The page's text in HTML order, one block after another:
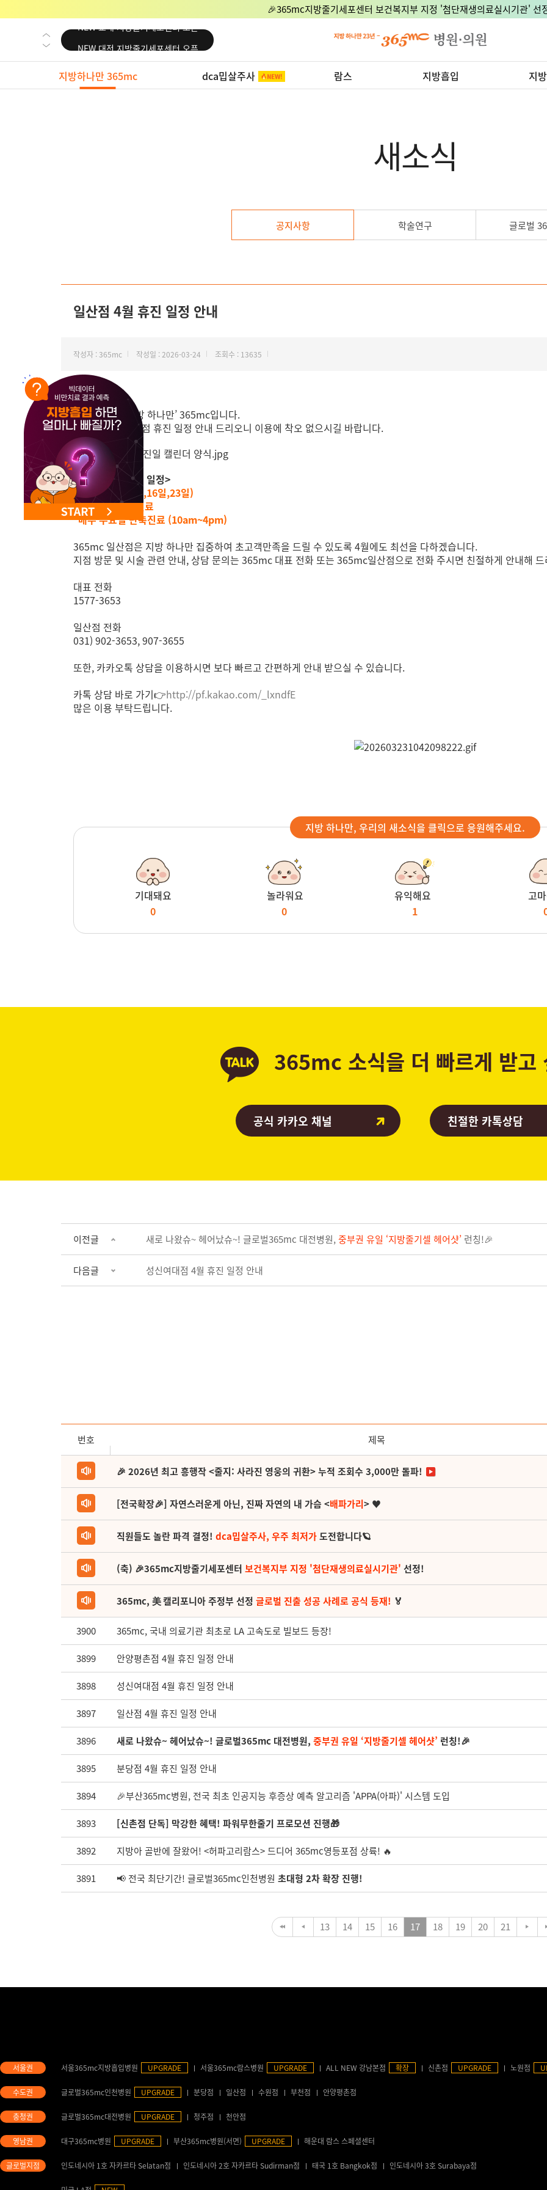
🎉365mc지방줄기세포센터 보건복지부 지정 '첨단재생의료실시기관' 선
NEW 교대 지방줄기세포센터 오픈
NEW 노원 지방줄기세포센터 오픈
NEW 미국 LA점 오픈
지방하나만 365mc dca밉살주사 람스 지방흡입 지
새소식
공지사항 학술연구 글로벌
일산점 4월 휴진 일정 안내
작성자 : 365mc 작성일 : 2026-03-24 조회수 : 13635
안녕하세요, ‘지방 하나만’ 365mc입니다.
4월 365mc 일산점 휴진 일정 안내 드리오니 이용에 착오 없으시길 바랍니다.
<일산점 4월 휴진 일정>
*목요일 (2일,9일,16일,23일)
*30일(목) 정상진료
*매주 수요일 단축진료 (10am~4pm)
365mc 일산점은 지방 하나만 집중하여 초고객만족을 드릴 수 있도록 4월에도 최선을 다하겠습니다.
지점 방문 및 시술 관련 안내, 상담 문의는 365mc 대표 전화 또는 365mc일산점으로 전화 주시면 친절하게 안내해
대표 전화
1577-3653
일산점 전화
031) 902-3653, 907-3655
또한, 카카오톡 상담을 이용하시면 보다 빠르고 간편하게 안내 받으실 수 있습니다.
카톡 상담 바로 가기👉http://pf.kakao.com/_lxndfE
많은 이용 부탁드립니다.
지방 하나만, 우리의 새소식을 클릭으로 응원해주세요.
기대돼요
0
놀라워요
0
유익해요
1
고
365mc 소식을 더 빠르게 받고
공식 카카오 채널 친절한 카톡상담
이전글 새로 나왔슈~ 헤어났슈~! 글로벌365mc 대전병원,중부권 유일 ‘지방줄기셀 헤어샷’ 런칭!🎉
다음글 성신여대점 4월 휴진 일정 안내
번호 제목
🎉 2026년 최고 흥행작 <줄지: 사라진 영웅의 귀환> 누적 조회수 3,000만 돌파!
[전국확장🎉] 자연스러운게 아닌, 진짜 자연의 내 가슴 <배파가리> ♥
직원들도 놀란 파격 결정! dca밉살주사, 우주 최저가도전합니다🪐
(축) 🎉365mc지방줄기세포센터 보건복지부 지정 '첨단재생의료실시기관' 선정!
365mc, 美 캘리포니아 주정부 선정 글로벌 진출 성공 사례로 공식 등재! 🏅
3900 365mc, 국내 의료기관 최초로 LA 고속도로 빌보드 등장!
3899 안양평촌점 4월 휴진 일정 안내
3898 성신여대점 4월 휴진 일정 안내
3897 일산점 4월 휴진 일정 안내
3896 새로 나왔슈~ 헤어났슈~! 글로벌365mc 대전병원, 중부권 유일 ‘지방줄기셀 헤어샷’ 런칭!🎉
3895 분당점 4월 휴진 일정 안내
3894 🎉부산365mc병원, 전국 최초 인공지능 후증상 예측 알고리즘 'APPA(아파)' 시스템 도입
3893 [신촌점 단독] 막강한 혜택! 파워무한줄기 프로모션 진행🎁
3892 지방아 골반에 잘왔어! <허파고리람스> 드디어 365mc영등포점 상륙! 🔥
3891 📢 전국 최단기간! 글로벌365mc인천병원 초대형 2차 확장 진행!
13 14 15 16 17 18 19 20 21
서울365mc지방흡입병원 UPGRADE 서울365mc람스병원 UPGRADE ALL NEW 강남본점 확장 신촌점 UPGRADE 노원점
글로벌365mc인천병원 UPGRADE 분당점 일산점 수원점 부천점 안양평촌점
글로벌365mc대전병원 UPGRADE 청주점 천안점
대구365mc병원 UPGRADE 부산365mc병원(서면) UPGRADE 해운대 람스 스페셜센터
인도네시아 1호 자카르타 Selatan점 인도네시아 2호 자카르타 Sudirman점 태국 1호 Bangkok점 인도네시아 3호 Surabaya점